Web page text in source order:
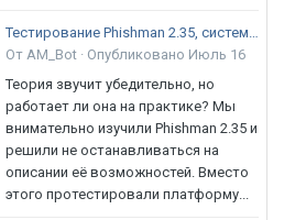
Тестирование Phishman 2.35, системы повышения осведомлённости пользователей в сфере ИБ
От AM_Bot · Опубликовано Июль 16
Теория звучит убедительно, но
работает ли она на практике? Мы
внимательно изучили Phishman 2.35 и
решили не останавливаться на
описании её возможностей. Вместо
этого протестировали платформу...